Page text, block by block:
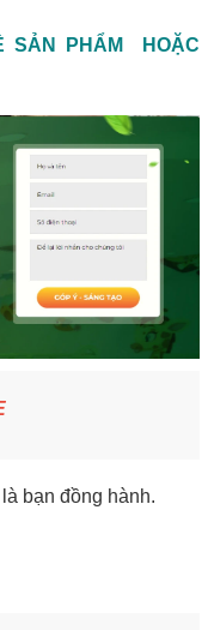
SẢN PHẨM HOẶC
bạn đồng hành.